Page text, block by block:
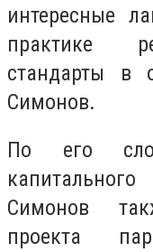
интересные
практике
стандарты в
Симонов.
По его
Симонов
проекта